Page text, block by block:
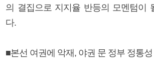
의 결집으로 지지율 반등의 모멘텀이
다.
■본선 여권에 악재, 야권 문 정부 정통